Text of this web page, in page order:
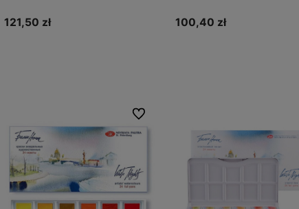
121,50 zł 100,40 zł
Do ulubionych